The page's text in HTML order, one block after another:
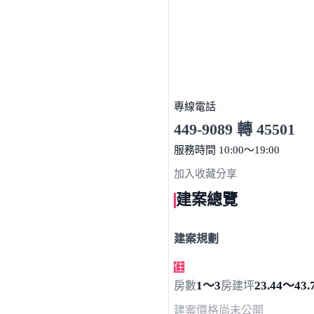
專線電話
449-9089 轉 45501
服務時間 10:00～19:00
加入收藏分享
建案總覽
建案規劃
住
房數1～3房建坪23.44～
建案價格尚未公開